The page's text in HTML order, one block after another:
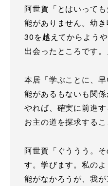
阿世賀「とはいって
能がありません。幼き
30を越えてからよう
出会ったところです。
本居「学ぶことに、
能があるもないも関係
やれば、確実に前進す
お主の道を探求する
阿世賀「ぐううう。
す。学びます。私の
能がなかろうが、我